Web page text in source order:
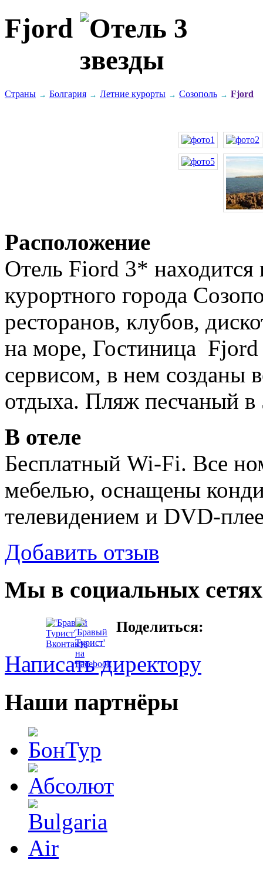
Fjord
Страны → Болгария → Летние курорты → Созополь → Fjord
Расположение
Отель Fiord 3*
курортного города
ресторанов, клубов,
на море, Гостиница Fjord
сервисом, в нем созданы
отдыха. Пляж песчаный
В отеле
Бесплатный Wi-Fi. Все
мебелью, оснащены
телевидением и DVD-
Добавить отзыв
Мы в социальных сетях
Поделиться:
Написать директору
Наши партнёры